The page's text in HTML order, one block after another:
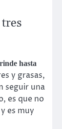
hasta
y grasas,
seguir una
es que no
es muy